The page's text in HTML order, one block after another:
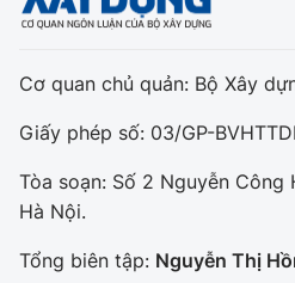
Cơ quan chủ quản: Bộ Xây
Giấy phép số: 03/GP-
Tòa soạn: Số 2 Nguyễn Công
Hà Nội.
Tổng biên tập: Nguyễn Thị